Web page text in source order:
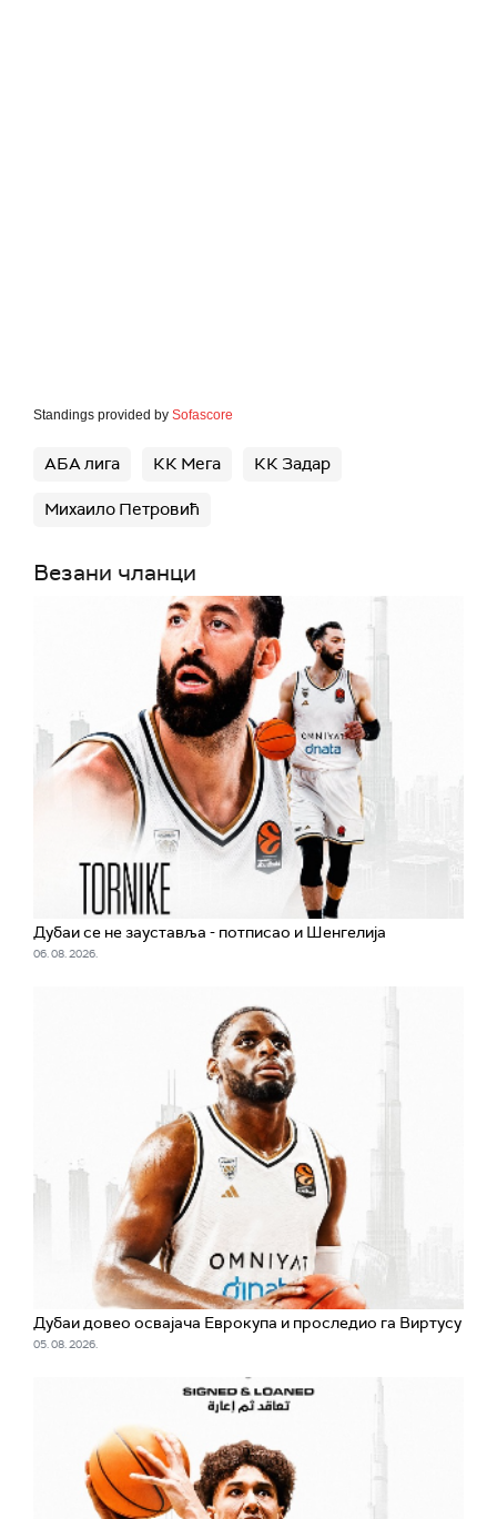
Standings provided by Sofascore
АБА лига КК Мега КК Задар
Михаило Петровић
Везани чланци
Дубаи се не зауставља - потписао и Шенгелија
06. 08. 2026.
Дубаи довео освајача Еврокупа и проследио га Виртусу
05. 08. 2026.